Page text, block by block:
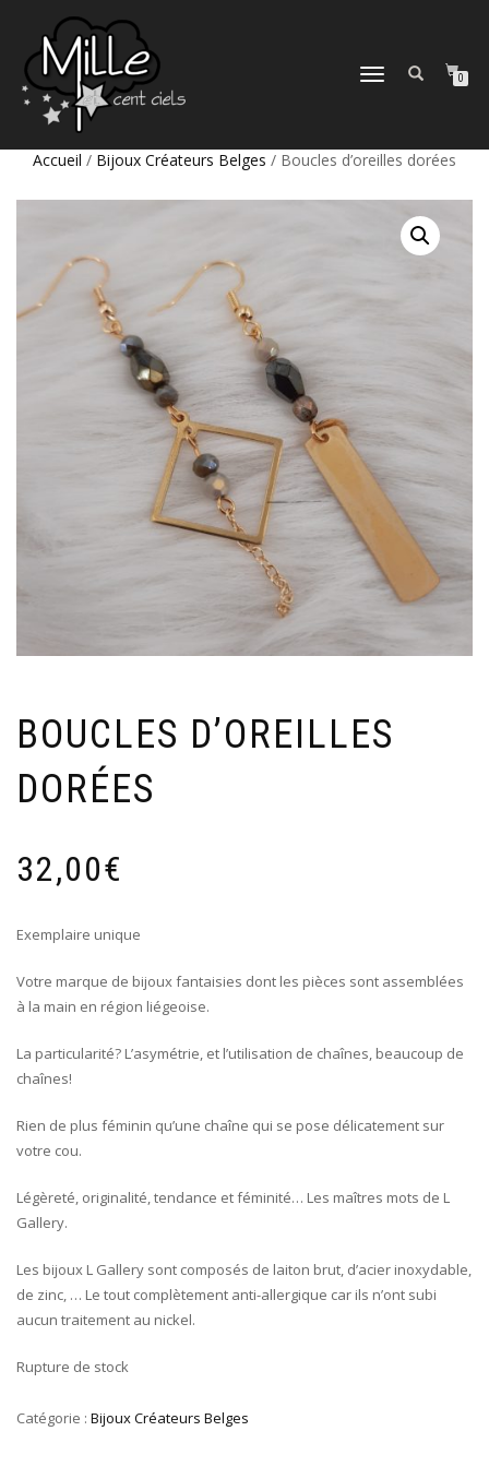
DÉPLIER
0
Accueil / Bijoux Créateurs Belges / Boucles d’oreilles dorées
BOUCLES D’OREILLES
DORÉES
32,00€
Exemplaire unique
Votre marque de bijoux fantaisies dont les pièces sont assemblées
à la main en région liégeoise.
La particularité? L’asymétrie, et l’utilisation de chaînes, beaucoup de
chaînes!
Rien de plus féminin qu’une chaîne qui se pose délicatement sur
votre cou.
Légèreté, originalité, tendance et féminité… Les maîtres mots de L
Gallery.
Les bijoux L Gallery sont composés de laiton brut, d’acier inoxydable,
de zinc, … Le tout complètement anti-allergique car ils n’ont subi
aucun traitement au nickel.
Rupture de stock
Catégorie : Bijoux Créateurs Belges